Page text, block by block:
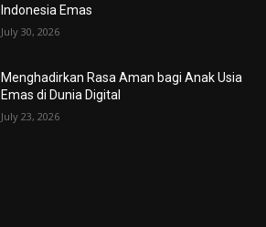
Indonesia Emas
July 30, 2026
Menghadirkan Rasa Aman bagi Anak Usia
Emas di Dunia Digital
July 23, 2026